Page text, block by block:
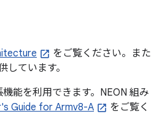
をご覧ください。また
しています。
能を利用できます。NEON 組み
Guide for Armv8-A
をご覧く